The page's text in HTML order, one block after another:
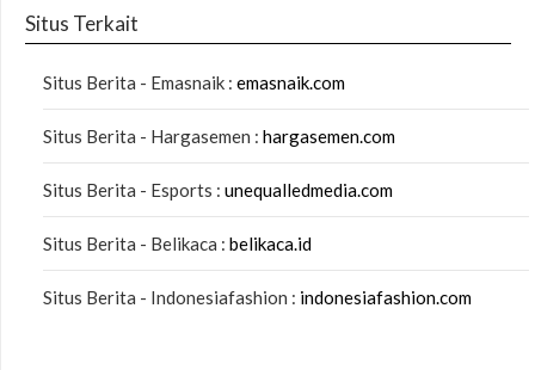
Situs Terkait
Situs Berita - Emasnaik : emasnaik.com
Situs Berita - Hargasemen : hargasemen.com
Situs Berita - Esports : unequalledmedia.com
Situs Berita - Belikaca : belikaca.id
Situs Berita - Indonesiafashion : indonesiafashion.com